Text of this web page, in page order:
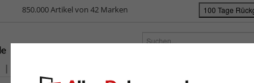
850.000 Artikel von 42 Marken 100 Tage